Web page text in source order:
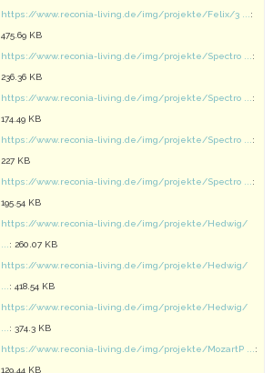
https://www.reconia-living.de/img/projekte/Felix/3 ... :
475.69 KB
https://www.reconia-living.de/img/projekte/Spectro ... :
236.36 KB
https://www.reconia-living.de/img/projekte/Spectro ... :
174.49 KB
https://www.reconia-living.de/img/projekte/Spectro ... :
227 KB
https://www.reconia-living.de/img/projekte/Spectro ... :
195.54 KB
https://www.reconia-living.de/img/projekte/Hedwig/
: 260.07 KB
https://www.reconia-living.de/img/projekte/Hedwig/
: 418.54 KB
https://www.reconia-living.de/img/projekte/Hedwig/
: 374.3 KB
https://www.reconia-living.de/img/projekte/MozartP ... :
129.44 KB